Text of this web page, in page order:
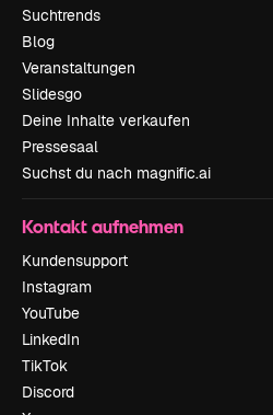
Suchtrends
Blog
Veranstaltungen
Slidesgo
Deine Inhalte verkaufen
Pressesaal
Suchst du nach magnific.ai
Kontakt aufnehmen
Kundensupport
Instagram
YouTube
LinkedIn
TikTok
Discord